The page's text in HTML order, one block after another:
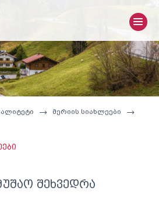
მერიის სიახლეები
შეხვედრა